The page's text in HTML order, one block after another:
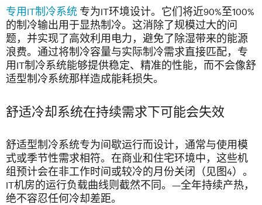
专用IT制冷系统 专为IT环境设计。它们将近90%至100%
的制冷输出用于显热制冷。这消除了规模过大的问
题，并实现了高效利用电力，避免了除湿带来的能源
浪费。通过将制冷容量与实际制冷需求直接匹配，专
用IT制冷系统能够提供稳定、精准的性能，而不会像舒
适型制冷系统那样造成能耗损失。
舒适冷却系统在持续需求下可能会失效
舒适型制冷系统专为间歇运行而设计，通常与使用模
式或季节性需求相符。在商业和住宅环境中，这些机
组预计会在非工作时间或较冷的月份关闭（见图4）。
IT机房的运行负载曲线则截然不同。—全年持续产热，
绝不容忍任何冷却差距。